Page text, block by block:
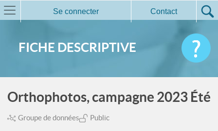
Se connecter Contact
FICHE DESCRIPTIVE
Orthophotos, campagne 2023 Été
Groupe de données Public